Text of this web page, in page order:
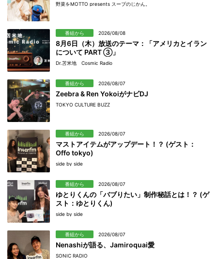
野菜をMOTTO presents スープのじかん。
番組から 2026/08/08
8月6日（木）放送のテーマ：「アメリカとイラン
について PART ③」
Dr.苫米地 Cosmic Radio
番組から 2026/08/07
Zeebra & Ren YokoiがナビDJ
TOKYO CULTURE BUZZ
番組から 2026/08/07
マストアイテムがアップデート！？ (ゲスト：
Offo tokyo)
side by side
番組から 2026/08/07
ゆとりくんの「バブりたい」制作秘話とは！？ (ゲ
スト：ゆとりくん)
side by side
番組から 2026/08/07
Nenashiが語る、Jamiroquai愛
SONIC RADIO